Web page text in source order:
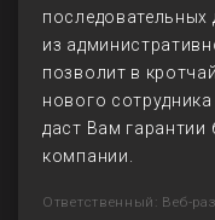
последовательных
из
позволит в
нового
даст Вам
компании.
Ответственный: Веб-